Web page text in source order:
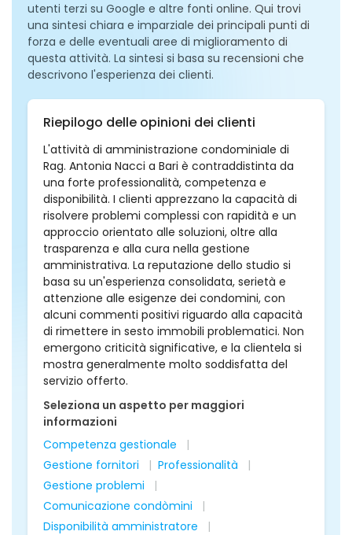
utenti terzi su Google e altre fonti online. Qui trovi
una sintesi chiara e imparziale dei principali punti di
forza e delle eventuali aree di miglioramento di
questa attività. La sintesi si basa su recensioni che
descrivono l'esperienza dei clienti.
Riepilogo delle opinioni dei clienti
L'attività di amministrazione condominiale di
Rag. Antonia Nacci a Bari è contraddistinta da
una forte professionalità, competenza e
disponibilità. I clienti apprezzano la capacità di
risolvere problemi complessi con rapidità e un
approccio orientato alle soluzioni, oltre alla
trasparenza e alla cura nella gestione
amministrativa. La reputazione dello studio si
basa su un'esperienza consolidata, serietà e
attenzione alle esigenze dei condomini, con
alcuni commenti positivi riguardo alla capacità
di rimettere in sesto immobili problematici. Non
emergono criticità significative, e la clientela si
mostra generalmente molto soddisfatta del
servizio offerto.
Seleziona un aspetto per maggiori
informazioni
Competenza gestionale
Gestione fornitori
Professionalità
Gestione problemi
Comunicazione condòmini
Disponibilità amministratore